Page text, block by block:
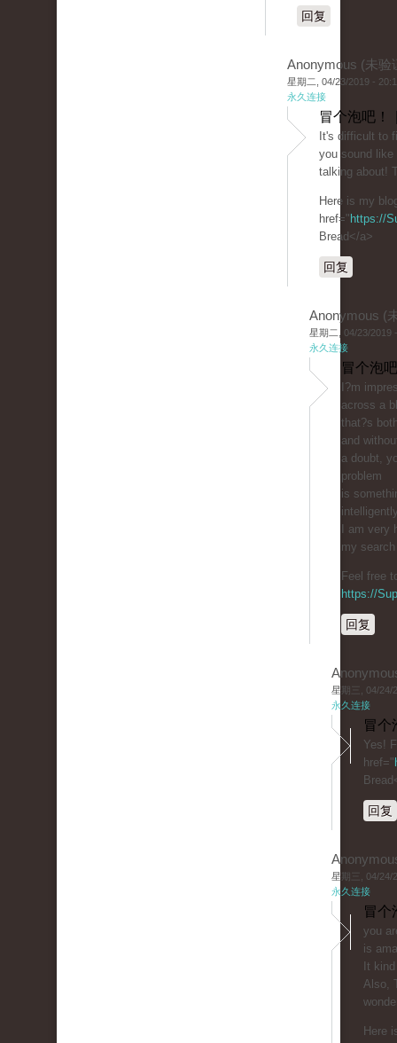
回复
Anonymous (未验
星期二, 04/23/2019 -
永久连接
冒个泡吧！
It's difficult to
you sound like
talking about!
Here is my
href=" https://
Bread</a>
回复
Anonymous (
星期二, 04/23/2019
永久连接
冒个泡
I?m
across a
that?s
and
a doubt,
problem
is
I am
my
Feel free
https://
回复
星期三, 04/24/
永久连接
冒个
Yes!
href="
回复
星期三, 04/24/
永久连接
冒个
you
is
It
Also,
Here